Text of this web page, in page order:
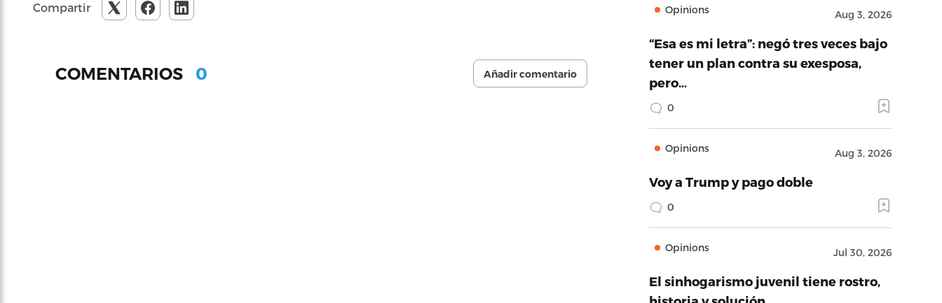
Compartir
COMENTARIOS 0 Añadir comentario
Opinions Aug 3, 2026
“Esa es mi letra”: negó tres veces bajo
tener un plan contra su exesposa,
pero…
0
Opinions Aug 3, 2026
Voy a Trump y pago doble
0
Opinions Jul 30, 2026
El sinhogarismo juvenil tiene rostro,